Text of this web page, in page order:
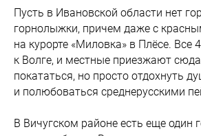
Пусть в Ивановской области нет
горнолыжки, причем даже с
на курорте «Миловка» в Плёсе. Все
к Волге, и местные приезжают
покататься, но просто отдохнуть
и полюбоваться среднерусскими
В Вичугском районе есть еще один